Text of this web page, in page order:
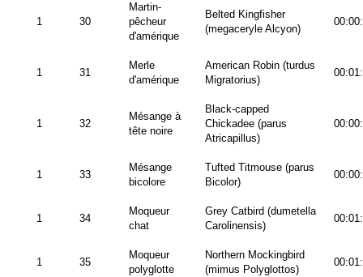
1 30
Martin-
pêcheur
d'amérique
Belted Kingfisher
(megaceryle Alcyon)
1 31
Merle
d'amérique
American Robin (turdus
Migratorius)
1 32
Mésange à
tête noire
Black-capped
Chickadee (parus
Atricapillus)
1 33
Mésange
bicolore
Tufted Titmouse (parus
Bicolor)
1 34
Moqueur
chat
Grey Catbird (dumetella
Carolinensis)
1 35
Moqueur
polyglotte
Northern Mockingbird
(mimus Polyglottos)